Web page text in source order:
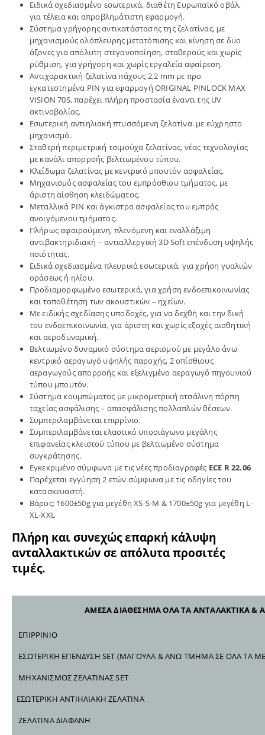
Ειδικά σχεδιασμένο εσωτερικά, διαθέτη Ευρωπαϊκό οβάλ,
για τέλεια και απροβλημάτιστη εφαρμογή.
Σύστημα γρήγορης αντικατάστασης της ζελατίνας, με
μηχανισμούς ολόπλευρης μετατόπισης και κίνηση σε δυο
άξονες για απόλυτη στεγανοποίηση, σταθερούς και χωρίς
ρύθμιση, για γρήγορη και χωρίς εργαλεία αφαίρεση.
Αντιχαρακτική ζελατίνα πάχους 2,2 mm με προ
εγκατεστημένα PIN για εφαρμογή ORIGINAL PINLOCK MAX
VISION 70S, παρέχει πλήρη προστασία έναντι της UV
ακτινοβολίας.
Εσωτερική αντιηλιακή πτυσσόμενη ζελατίνα. με εύχρηστο
μηχανισμό.
Σταθερή περιμετρική τσιμούχα ζελατίνας, νέας τεχνολογίας
με κανάλι απορροής βελτιωμένου τύπου.
Κλείδωμα ζελατίνας με κεντρικό μπουτόν ασφαλείας.
Μηχανισμός ασφαλείας του εμπρόσθιου τμήματος, με
άριστη αίσθηση κλειδώματος.
Μεταλλικά PIN και άγκιστρα ασφαλείας του εμπρός
ανοιγόμενου τμήματος.
Πλήρως αφαιρούμενη, πλενόμενη και εναλλάξιμη
αντιβακτηριδιακή – αντιαλλεργική 3D Soft επένδυση υψηλής
ποιότητας.
Ειδικά σχεδιασμένα πλευρικά εσωτερικά, για χρήση γυαλιών
οράσεως ή ηλίου.
Προδιαμορφωμένο εσωτερικά, για χρήση ενδοεπικοινωνίας
και τοποθέτηση των ακουστικών – ηχείων.
Με ειδικής σχεδίασης υποδοχές, για να δεχθή και την δική
του ενδοεπικοινωνία, για άριστη και χωρίς εξοχές αισθητική
και αεροδυναμική.
Βελτιωμένο δυναμικό σύστημα αερισμού με μεγάλο άνω
κεντρικό αεραγωγό υψηλής παροχής, 2 οπίσθιους
αεραγωγούς απορροής και εξελιγμένο αεραγωγό πηγουνιού
τύπου μπουτόν.
Σύστημα κουμπώματος με μικρομετρική ατσάλινη πόρπη
ταχείας ασφάλισης – απασφάλισης πολλαπλών θέσεων.
Συμπεριλαμβάνεται επιρρίνιο.
Συμπεριλαμβάνεται ελαστικό υποσιάγωνο μεγάλης
επιφανείας κλειστού τύπου με βελτιωμένο σύστημα
συγκράτησης.
Εγκεκριμένο σύμφωνα με τις νέες προδιαγραφές ECE R 22.06
Παρέχεται εγγύηση 2 ετών σύμφωνα με τις οδηγίες του
κατασκευαστή.
Βάρος: 1600±50g για μεγέθη XS-S-M & 1700±50g για μεγέθη L-
XL-XXL
Πλήρη και συνεχώς επαρκή κάλυψη
ανταλλακτικών σε απόλυτα προσιτές
τιμές.
ΑΜΕΣΑ ΔΙΑΘΕΣΗΜΑ ΟΛΑ ΤΑ ΑΝΤΑΛΑΚΤΙΚΑ &
ΕΠΙΡΡΙΝΙΟ
ΕΣΩΤΕΡΙΚΗ ΕΠΕΝΔΥΣΗ SET (ΜΑΓΟΥΛΑ & ΑΝΩ ΤΜΗΜΑ ΣΕ ΟΛΑ ΤΑ
ΜΗΧΑΝΙΣΜΟΣ ΖΕΛΑΤΙΝΑΣ SET
ΕΣΩΤΕΡΙΚΗ ΑΝΤΙΗΛΙΑΚΗ ΖΕΛΑΤΙΝΑ
ΖΕΛΑΤΙΝΑ ΔΙΑΦΑΝΗ